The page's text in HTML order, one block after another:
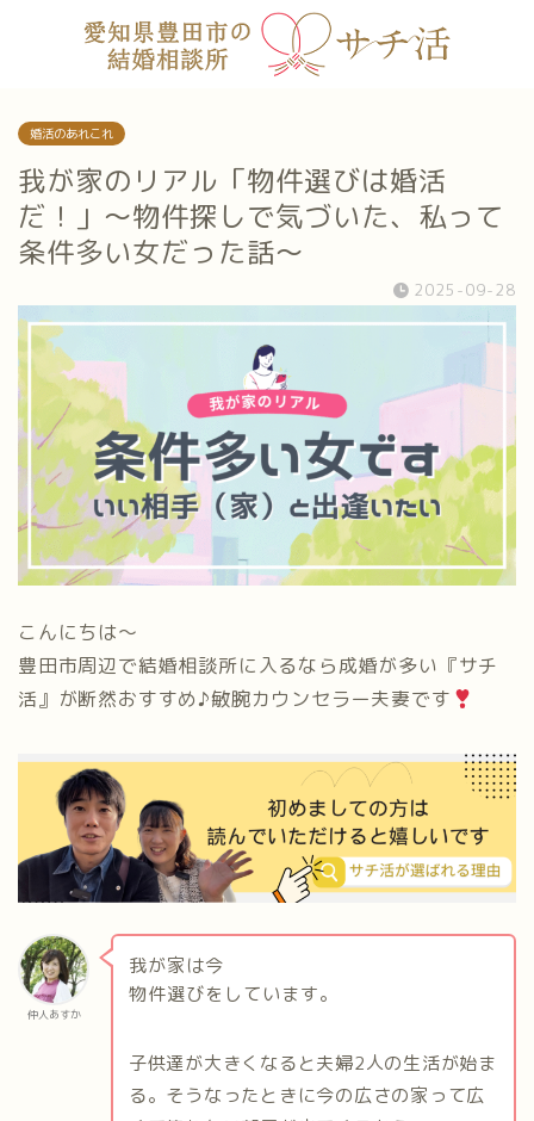
婚活のあれこれ
我が家のリアル「物件選びは婚活
だ！」〜物件探しで気づいた、私って
条件多い女だった話〜
2025-09-28
こんにちは〜
豊田市周辺で結婚相談所に入るなら成婚が多い『サチ
活』が断然おすすめ♪敏腕カウンセラー夫妻です
仲人あすか
我が家は今
物件選びをしています。
子供達が大きくなると夫婦2人の生活が始ま
る。そうなったときに今の広さの家って広